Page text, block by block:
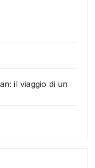
il viaggio di un